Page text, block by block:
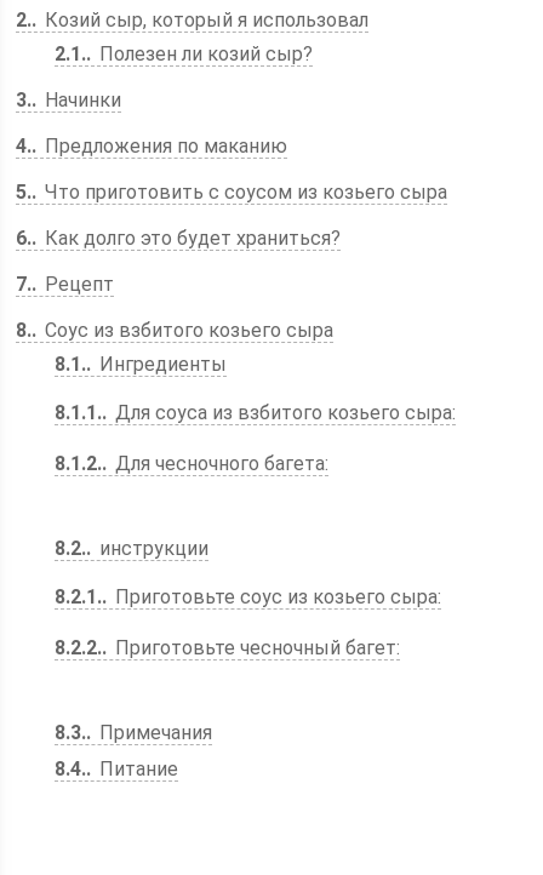
2.
Козий сыр, который я использовал
2.1.
Полезен ли козий сыр?
3.
Начинки
4.
Предложения по маканию
5. Что приготовить с соусом из козьего сыра
6.
Как долго это будет храниться?
7.
Рецепт
8. Соус из взбитого козьего сыра
8.1.
Ингредиенты
8.1.1. Для соуса из взбитого козьего сыра:
8.1.2. Для чесночного багета:
8.2. инструкции
8.2.1. Приготовьте соус из козьего сыра:
8.2.2. Приготовьте чесночный багет:
8.3.
Примечания
8.4.
Питание